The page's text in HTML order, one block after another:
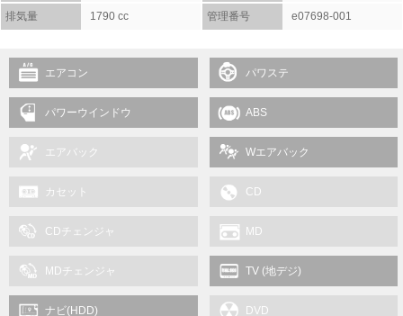
排気量 1790 cc 管理番号 e07698-001
エアコン パワステ
パワーウインドウ ABS
エアバック Wエアバック
カセット CD
CDチェンジャ MD
MDチェンジャ TV (地デジ)
ナビ(HDD) DVD